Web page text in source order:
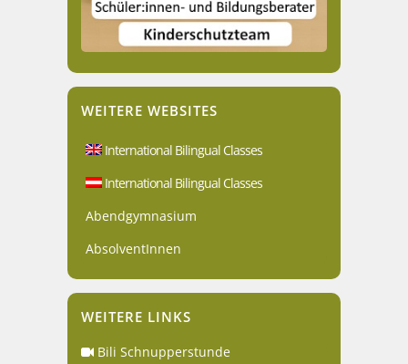
WEITERE WEBSITES
International Bilingual Classes
International Bilingual Classes
Abendgymnasium
AbsolventInnen
WEITERE LINKS
Bili Schnupperstunde